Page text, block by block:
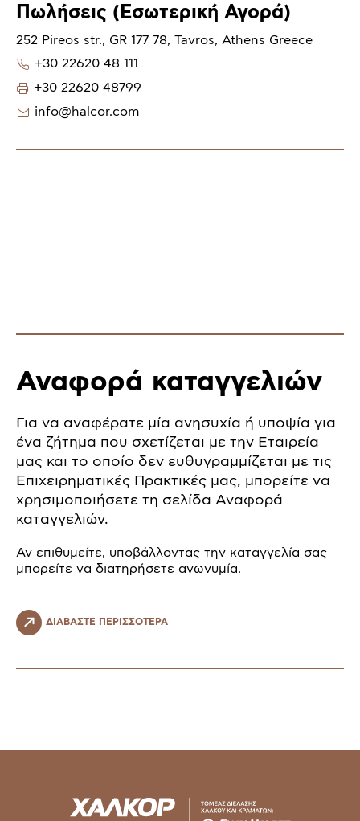
Πωλήσεις (Εσωτερική Αγορά)
252 Pireos str., GR 177 78, Tavros, Athens Greece
+30 22620 48 111
+30 22620 48799
info@halcor.com
Αναφορά καταγγελιών
Για να αναφέρατε μία ανησυχία ή υποψία για
ένα ζήτημα που σχετίζεται με την Εταιρεία
μας και το οποίο δεν ευθυγραμμίζεται με τις
Επιχειρηματικές Πρακτικές μας, μπορείτε να
χρησιμοποιήσετε τη σελίδα Αναφορά
καταγγελιών.
Αν επιθυμείτε, υποβάλλοντας την καταγγελία σας
μπορείτε να διατηρήσετε ανωνυμία.
ΔΙΑΒΑΣΤΕ ΠΕΡΙΣΣΟΤΕΡΑ